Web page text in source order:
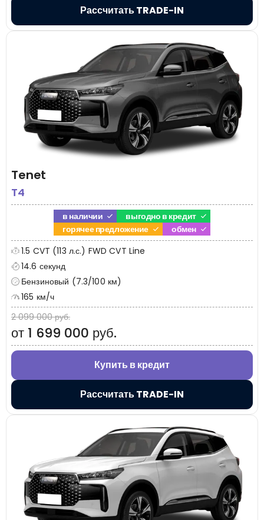
Рассчитать TRADE-IN
Tenet
T4
в наличии
выгодно в кредит
горячее предложение
обмен
1.5 CVT (113 л.с.) FWD CVT Line
14.6 секунд
Бензиновый (7.3/100 км)
165 км/ч
2 099 000 руб.
от 1 699 000 руб.
Купить в кредит
Рассчитать TRADE-IN